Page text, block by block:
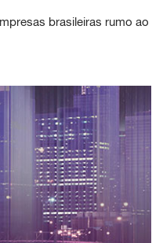
brasileiras rumo ao